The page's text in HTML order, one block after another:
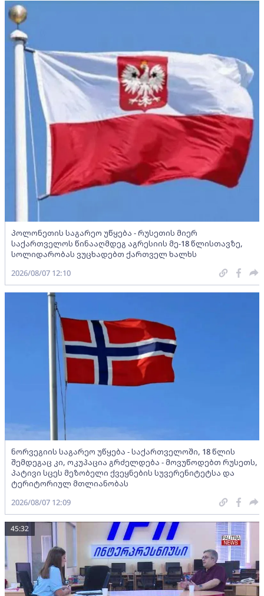
პოლონეთის საგარეო უწყება - რუსეთის მიერ
საქართველოს წინააღმდეგ აგრესიის მე-18 წლისთავზე,
სოლიდარობას ვუცხადებთ ქართველ ხალხს
2026/08/07 12:10
ნორვეგიის საგარეო უწყება - საქართველოში, 18 წლის
შემდეგაც კი, ოკუპაცია გრძელდება - მოვუწოდებთ რუსეთს,
პატივი სცეს მეზობელი ქვეყნების სუვერენიტეტსა და
ტერიტორიულ მთლიანობას
2026/08/07 12:09
45:32